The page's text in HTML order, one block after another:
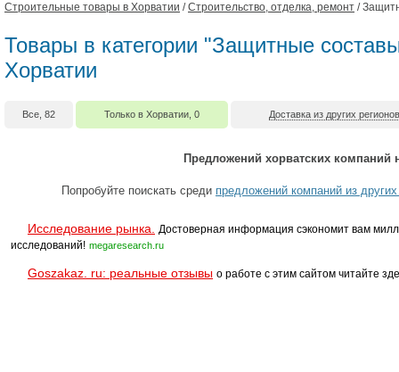
Строительные товары в Хорватии /Строительство, отделка, ремонт /
Товары в категории "Защитные
Хорватии
Все, 82 Только в Хорватии, 0 Доставка из других
Предложений хорватских компаний
Попробуйте поискать среди предложений компаний из
Исследование рынка.
Достоверная информация сэкономит вам
исследований! megaresearch.ru
Goszakaz. ru: реальные отзывы о работе с этим сайтом читайте